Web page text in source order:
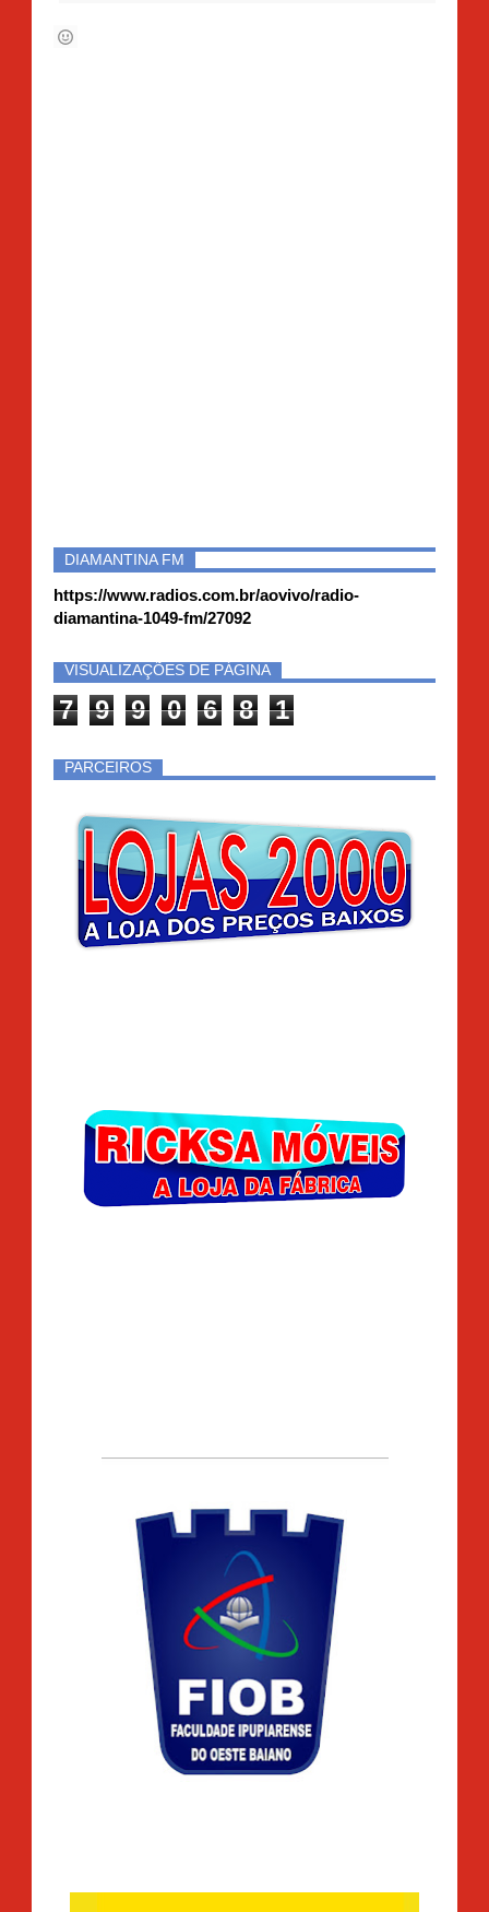
DIAMANTINA FM
https://www.radios.com.br/aovivo/radio-
diamantina-1049-fm/27092
VISUALIZAÇÕES DE PÁGINA
7 9 9 0 6 8 1
PARCEIROS